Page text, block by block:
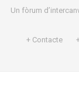
Un fòrum
+ Contacte